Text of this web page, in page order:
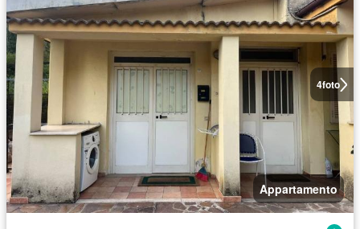
4foto
Appartamento